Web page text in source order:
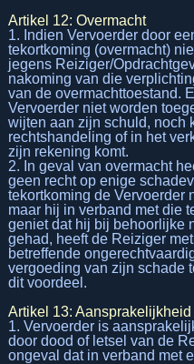
Artikel 12: Overmacht
1. Indien Vervoerder door
tekortkoming (overmacht)
jegens Reiziger/
nakoming van die
van de overmachttoestand.
Vervoerder niet worden
wijten aan zijn schuld, noch
rechtshandeling of in het
zijn rekening komt.
2. In geval van overmacht
geen recht op enige
tekortkoming de Vervoerder
maar hij in verband met die
geniet dat hij bij behoorlijke
gehad, heeft de Reiziger
betreffende
vergoeding van zijn schade
dit voordeel.
Artikel 13:
1. Vervoerder is
door dood of letsel van de
ongeval dat in verband met